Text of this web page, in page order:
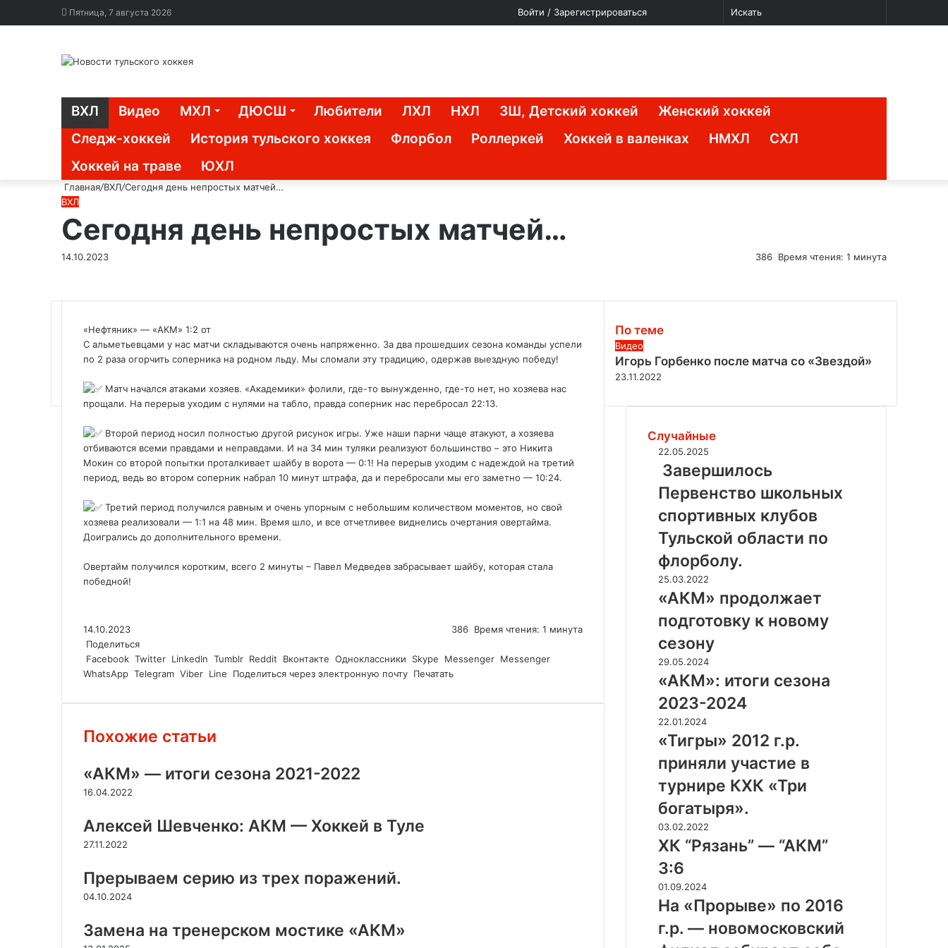
Пятница, 7 августа 2026
Switch
Войти / Зарегистрироваться
Telegram
ВХЛ Видео МХЛ ДЮСШ Любители ЛХЛ НХЛ ЗШ, Детский хоккей
Женский хоккей
Следж-хоккей
История тульского хоккея Флорбол Роллеркей Хоккей в валенках НМХЛ
СХЛ
Хоккей на траве
ЮХЛ
Главная/ВХЛ/Сегодня день непростых матчей…
ВХЛ
Сегодня день непростых матчей…
14.10.2023 386 Время чтения: 1 минута
«Нефтяник» — «АКМ» 1:2 от
С альметьевцами у нас матчи складываются очень напряженно. За два прошедших сезона команды успели
по 2 раза огорчить соперника на родном льду. Мы сломали эту традицию, одержав выездную победу!
Матч начался атаками хозяев. «Академики» фолили, где-то вынужденно, где-то нет, но хозяева нас
прощали. На перерыв уходим с нулями на табло, правда соперник нас перебросал 22:13.
Второй период носил полностью другой рисунок игры. Уже наши парни чаще атакуют, а хозяева
отбиваются всеми правдами и неправдами. И на 34 мин туляки реализуют большинство – это Никита
Мокин со второй попытки проталкивает шайбу в ворота — 0:1! На перерыв уходим с надеждой на третий
период, ведь во втором соперник набрал 10 минут штрафа, да и перебросали мы его заметно — 10:24.
Третий период получился равным и очень упорным с небольшим количеством моментов, но свой
хозяева реализовали — 1:1 на 48 мин. Время шло, и все отчетливее виднелись очертания овертайма.
Доигрались до дополнительного времени.
Овертайм получился коротким, всего 2 минуты – Павел Медведев забрасывает шайбу, которая стала
победной!
14.10.2023 386 Время чтения: 1 минута
Поделиться
Facebook Twitter LinkedIn Tumblr Reddit Вконтакте Одноклассники Skype Messenger Messenger
WhatsApp Telegram Viber Line Поделиться через электронную почту Печатать
Похожие статьи
«АКМ» — итоги сезона 2021-2022
16.04.2022
Алексей Шевченко: АКМ — Хоккей в Туле
27.11.2022
Прерываем серию из трех поражений.
04.10.2024
Замена на тренерском мостике «АКМ»
По теме
З
а
к
ы
Видео
Игорь Горбенко после матча со «Звездой»
23.11.2022
Случайные
З
е
р
и
л
о
с
П
е
р
е
н
с
в
о
к
о
л
н
ы
х
п
о
22.05.2025
Завершилось
Первенство школьных
спортивных клубов
Тульской области по
флорболу.
«
А
»
п
р
о
д
о
л
ж
е
т
п
о
д
г
о
т
о
в
у
25.03.2022
«АКМ» продолжает
подготовку к новому
сезону
«
А
М
»
т
о
г
и
с
е
з
о
н
а
2
0
2
29.05.2024
«АКМ»: итоги сезона
2023-2024
«
Т
р
»
2
0
1
2
г
.
р
.
п
22.01.2024
«Тигры» 2012 г.р.
приняли участие в
турнире КХК «Три
богатыря».
Х
К
Р
я
з
н
ь
03.02.2022
ХК “Рязань” — “АКМ”
3:6
Н
а
01.09.2024
На «Прорыве» по 2016
г.р. — новомосковский